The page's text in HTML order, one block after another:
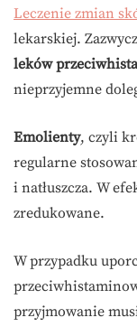
Leczenie zmian
lekarskiej.
leków
nieprzyjemne
Emolienty, czyli
regularne
i natłuszcza. W
zredukowane.
W przypadku
przyjmowanie